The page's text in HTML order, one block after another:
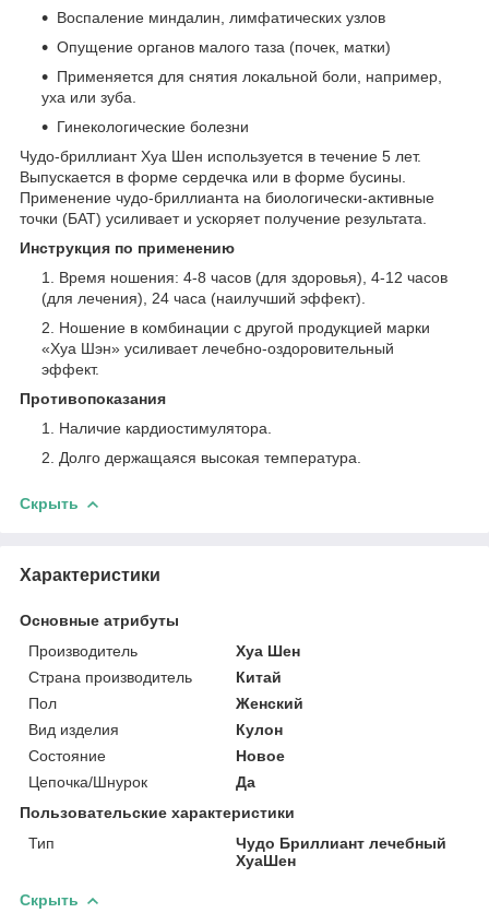
Воспаление миндалин, лимфатических узлов
Опущение органов малого таза (почек, матки)
Применяется для снятия локальной боли, например,
уха или зуба.
Гинекологические болезни
Чудо-бриллиант Хуа Шен используется в течение 5 лет.
Выпускается в форме сердечка или в форме бусины.
Применение чудо-бриллианта на биологически-активные
точки (БАТ) усиливает и ускоряет получение результата.
Инструкция по применению
Время ношения: 4-8 часов (для здоровья), 4-12 часов
(для лечения), 24 часа (наилучший эффект).
Ношение в комбинации с другой продукцией марки
«Хуа Шэн» усиливает лечебно-оздоровительный
эффект.
Противопоказания
Наличие кардиостимулятора.
Долго держащаяся высокая температура.
Скрыть
Характеристики
Основные атрибуты
Производитель
Хуа Шен
Страна производитель
Китай
Пол
Женский
Вид изделия
Кулон
Состояние
Новое
Цепочка/Шнурок
Да
Пользовательские характеристики
Тип
Чудо Бриллиант лечебный
ХуаШен
Скрыть